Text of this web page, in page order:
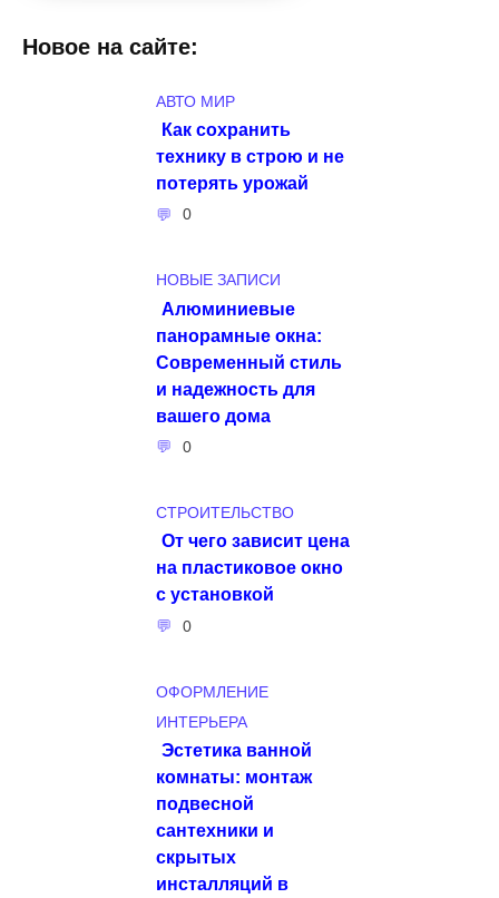
Новое на сайте:
АВТО МИР
Как сохранить
технику в строю и не
потерять урожай
0
НОВЫЕ ЗАПИСИ
Алюминиевые
панорамные окна:
Современный стиль
и надежность для
вашего дома
0
СТРОИТЕЛЬСТВО
От чего зависит цена
на пластиковое окно
с установкой
0
ОФОРМЛЕНИЕ
ИНТЕРЬЕРА
Эстетика ванной
комнаты: монтаж
подвесной
сантехники и
скрытых
инсталляций в